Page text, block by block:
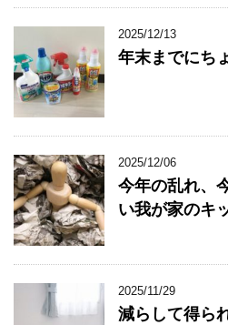
2025/12/13
年末までにち
2025/12/06
今年の乱れ、
い我が家のキ
2025/11/29
減らして得ら